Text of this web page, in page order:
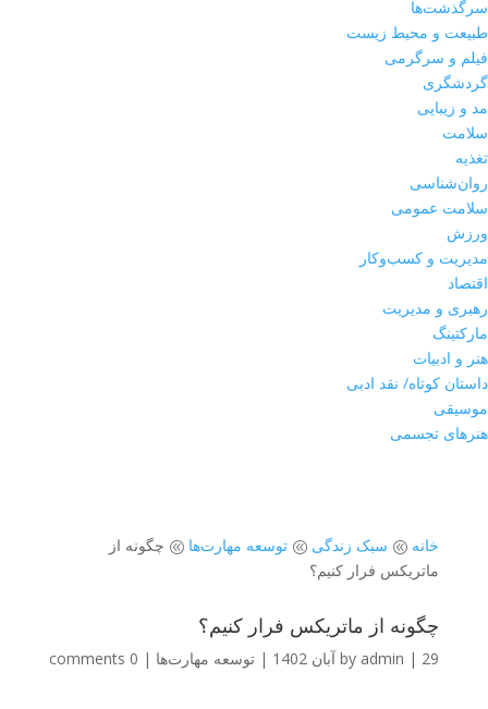
سرگذشت‌ها
طبیعت و محیط زیست
فیلم و سرگرمی
گردشگری
مد و زیبایی
سلامت
تغذیه
روان‌شناسی
سلامت عمومی
ورزش
مدیریت و کسب‌وکار
اقتصاد
رهبری و مدیریت
مارکتینگ
هنر و ادبیات
داستان کوتاه/ نقد ادبی
موسیقی
هنرهای تجسمی
خانه @ سبک زندگی @ توسعه مهارت‌ها @ چگونه از
ماتریکس فرار کنیم؟
چگونه از ماتریکس فرار کنیم؟
by admin | 29 آبان 1402 | توسعه مهارت‌ها |
0 comments